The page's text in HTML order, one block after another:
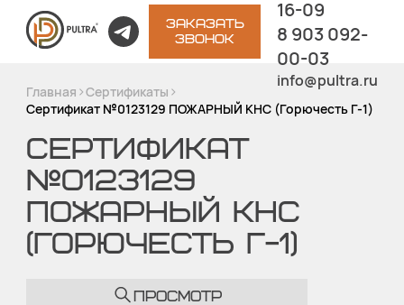
ЗАКАЗАТЬ
ЗВОНОК
16-09
8 903 092-
00-03
info@pultra.ru
Главная >Сертификаты >
Сертификат №0123129 ПОЖАРНЫЙ КНС (Горючесть Г-1)
СЕРТИФИКАТ
№0123129
ПОЖАРНЫЙ КНС
(ГОРЮЧЕСТЬ Г-1)
ПРОСМОТР